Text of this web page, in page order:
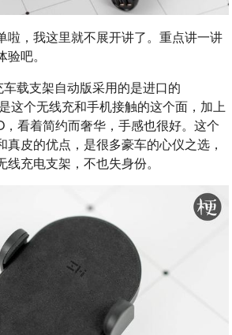
啦，我这里就不展开讲了。重点讲一讲
吧。
载支架自动版采用的是进口的
这个无线充和手机接触的这个面，加上
看着简约而奢华，手感也很好。这个
真皮的优点，是很多豪车的心仪之选，
充电支架，不也失身份。